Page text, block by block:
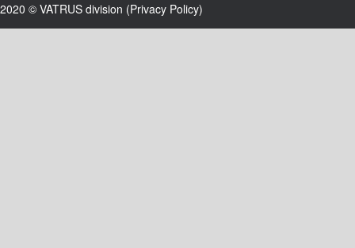
2020 © VATRUS division (Privacy Policy)